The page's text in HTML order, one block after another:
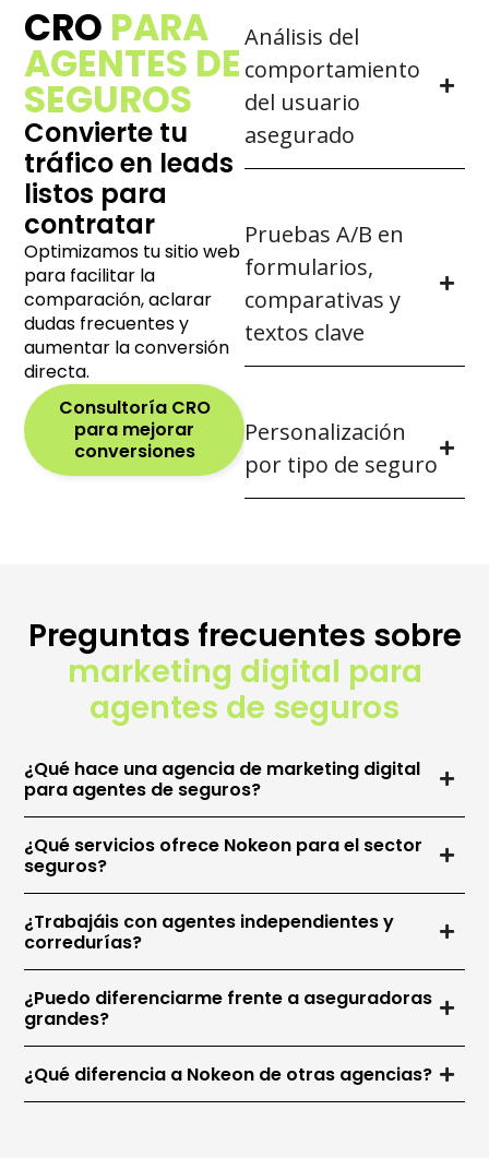
CRO PARA
AGENTES DE
SEGUROS
Convierte tu
tráfico en leads
listos para
contratar
Optimizamos tu sitio web
para facilitar la
comparación, aclarar
dudas frecuentes y
aumentar la conversión
directa.
Consultoría CRO
para mejorar
conversiones
Análisis del
comportamiento
del usuario
asegurado
Pruebas A/B en
formularios,
comparativas y
textos clave
Personalización
por tipo de seguro
Preguntas frecuentes sobre
marketing digital para
agentes de seguros
¿Qué hace una agencia de marketing digital
para agentes de seguros?
¿Qué servicios ofrece Nokeon para el sector
seguros?
¿Trabajáis con agentes independientes y
corredurías?
¿Puedo diferenciarme frente a aseguradoras
grandes?
¿Qué diferencia a Nokeon de otras agencias?